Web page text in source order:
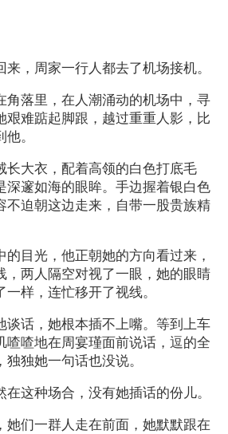
，周家一行人都去了机场接机。
角落里，在人潮涌动的机场中，寻
艰难踮起脚跟，越过重重人影，比
。
长大衣，配着高领的白色打底毛
深邃如海的眼眸。手边握着银白色
不迫朝这边走来，自带一股贵族精
目光，他正朝她的方向看过来，
，两人隔空对视了一眼，她的眼睛
样，连忙移开了视线。
谈话，她根本插不上嘴。等到上车
喳喳地在周宴瑾面前说话，逗的全
独她一句话也没说。
这种场合，没有她插话的份儿。
她们一群人走在前面，她默默跟在